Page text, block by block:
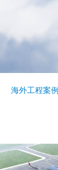
海外工程案例